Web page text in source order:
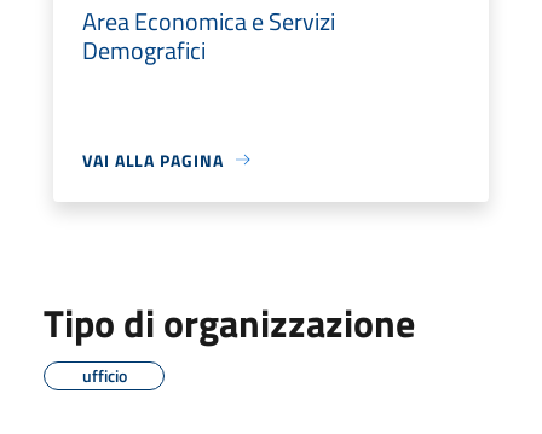
Area Economica e Servizi
Demografici
VAI ALLA PAGINA
Tipo di organizzazione
ufficio